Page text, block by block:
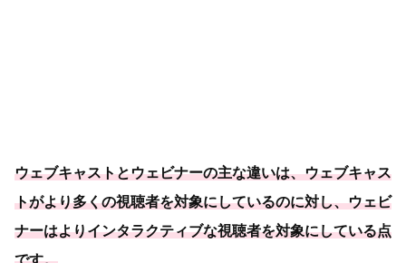
ウェブキャストとウェビナーの主な違いは、ウェブキャス
トがより多くの視聴者を対象にしているのに対し、ウェビ
ナーはよりインタラクティブな視聴者を対象にしている点
です。